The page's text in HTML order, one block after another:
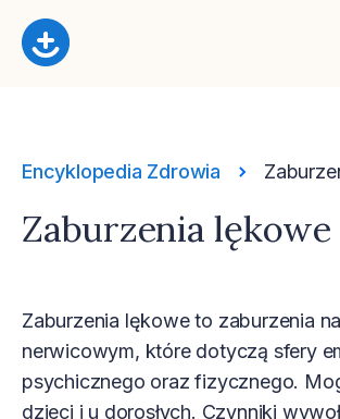
Encyklopedia Zdrowia
Zaburzenia lękowe
Zaburzenia lękowe to zaburzenia
nerwicowym, które dotyczą sfery
psychicznego oraz fizycznego.
dzieci i u dorosłych. Czynniki